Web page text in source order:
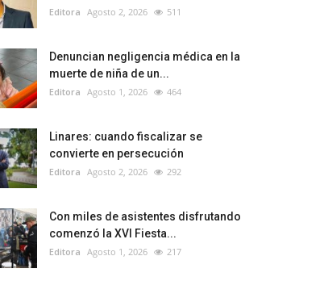
Editora Agosto 2, 2026 511
Denuncian negligencia médica en la
muerte de niña de un...
Editora Agosto 1, 2026 464
Linares: cuando fiscalizar se
convierte en persecución
Editora Agosto 2, 2026 292
Con miles de asistentes disfrutando
comenzó la XVI Fiesta...
Editora Agosto 1, 2026 217